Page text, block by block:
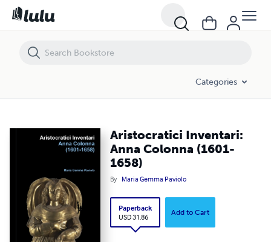
Categories
Aristocratici Inventari:
Anna Colonna (1601-
1658)
By Maria Gemma Paviolo
Paperback
USD 31.86
Add to Cart
Aristocratici Inventari: Anna Colonna (1601-1658)